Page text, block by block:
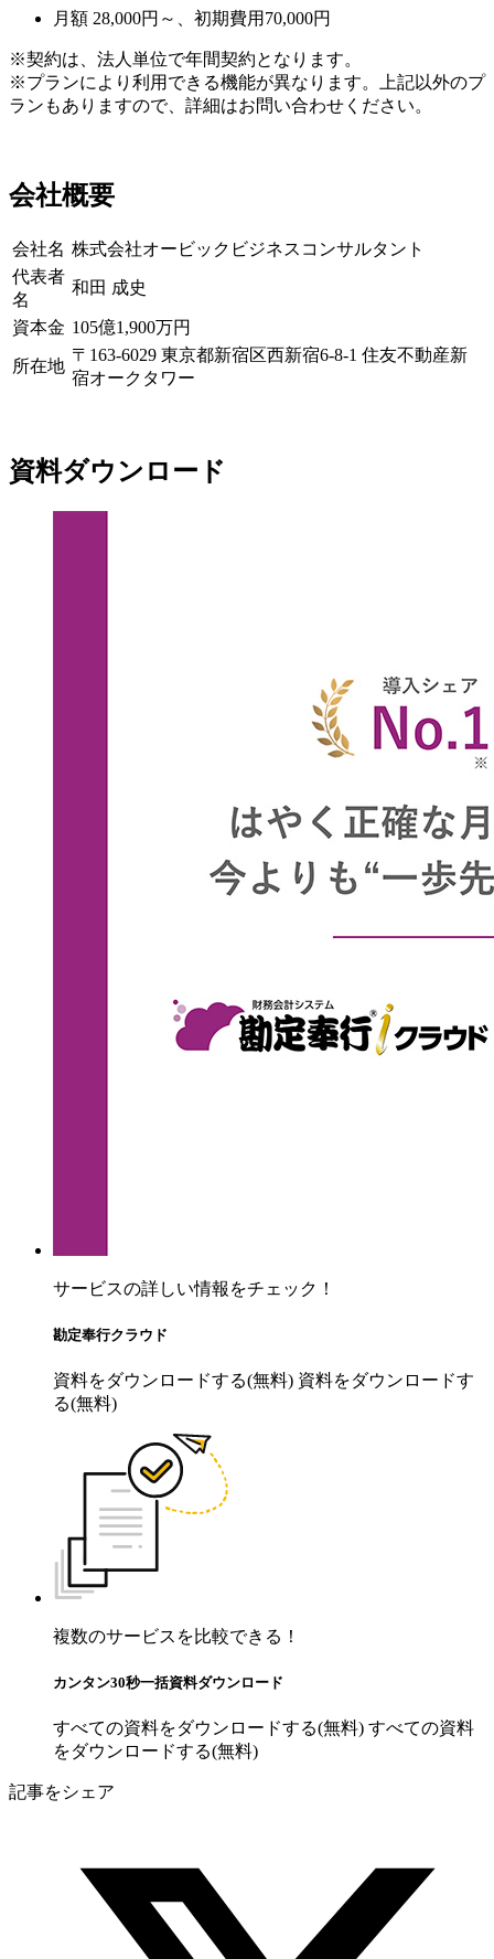
月額 28,000円～、初期費用70,000円
※契約は、法人単位で年間契約となります。
※プランにより利用できる機能が異なります。上記以外のプ
ランもありますので、詳細はお問い合わせください。
会社概要
会社名 株式会社オービックビジネスコンサルタント
代表者
名
和田 成史
資本金 105億1,900万円
所在地
〒163-6029 東京都新宿区西新宿6-8-1 住友不動産新
宿オークタワー
資料ダウンロード
サービスの詳しい情報をチェック！
勘定奉行クラウド
資料をダウンロードする(無料) 資料をダウンロードす
る(無料)
複数のサービスを比較できる！
カンタン30秒一括資料ダウンロード
すべての資料をダウンロードする(無料) すべての資料
をダウンロードする(無料)
記事をシェア